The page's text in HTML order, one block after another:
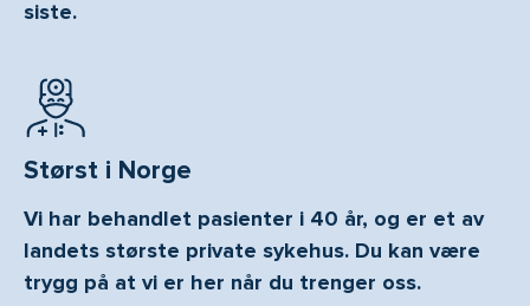
siste.
Størst i Norge
Vi har behandlet pasienter i 40 år, og er et av
landets største private sykehus. Du kan være
trygg på at vi er her når du trenger oss.